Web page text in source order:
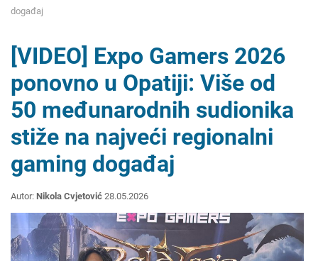
događaj
[VIDEO] Expo Gamers 2026
ponovno u Opatiji: Više od
50 međunarodnih sudionika
stiže na najveći regionalni
gaming događaj
Autor: Nikola Cvjetović 28.05.2026